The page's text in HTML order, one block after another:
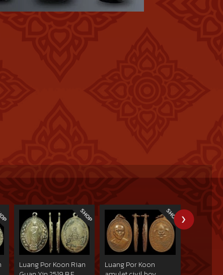
ดือน ๙ อันป็นวันอมฤตโชคตามคติโบราณ ในพิธีดังกล่าวได้มีการ
ำหรับพระเกจิอาจารย์ที่นิมนต์มาประกอบพิธีพุทธาภิเษกครั้งนั้น
Luang Por Koon Rian
Luang Por Koon